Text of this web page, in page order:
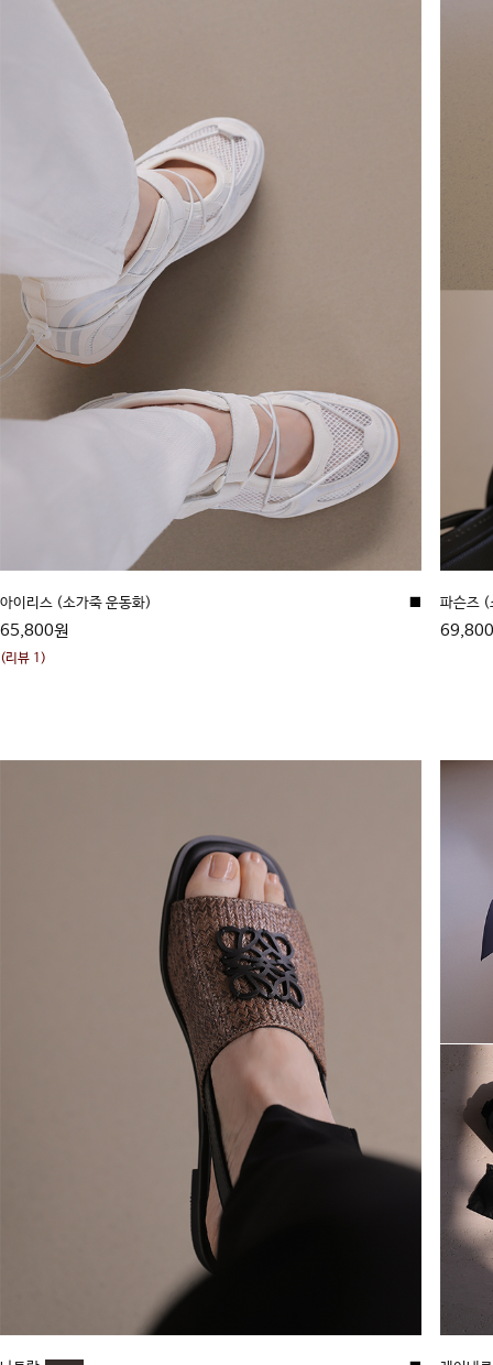
아이리스 (소가죽 운동화)
65,800원
■
(리뷰 1)
파슨즈